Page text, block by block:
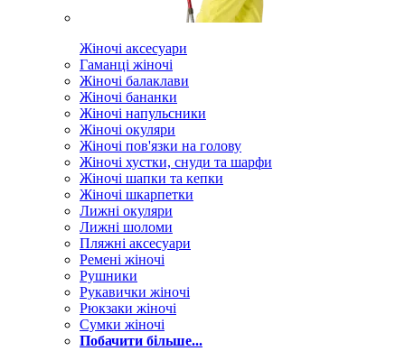
Жіночі аксесуари
Гаманці жіночі
Жіночі балаклави
Жіночі бананки
Жіночі напульсники
Жіночі окуляри
Жіночі пов'язки на голову
Жіночі хустки, снуди та шарфи
Жіночі шапки та кепки
Жіночі шкарпетки
Лижні окуляри
Лижні шоломи
Пляжні аксесуари
Ремені жіночі
Рушники
Рукавички жіночі
Рюкзаки жіночі
Сумки жіночі
Побачити більше...